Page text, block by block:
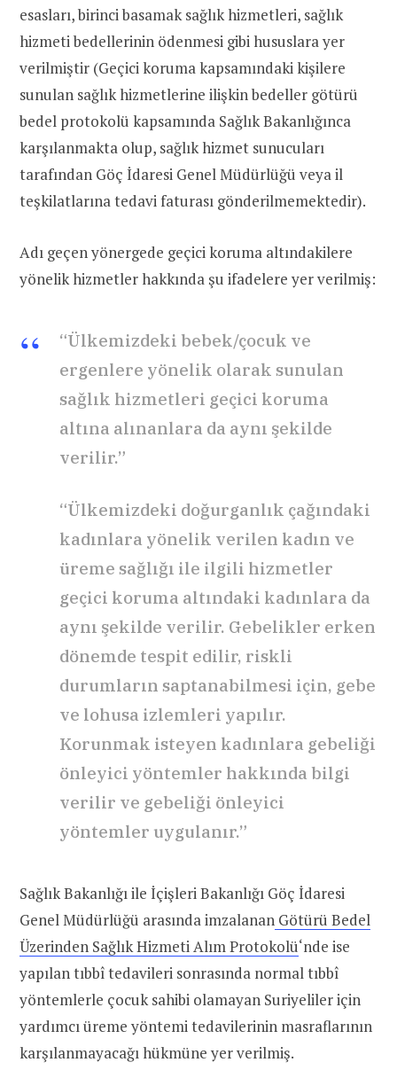
esasları, birinci basamak sağlık hizmetleri, sağlık
hizmeti bedellerinin ödenmesi gibi hususlara yer
verilmiştir (Geçici koruma kapsamındaki kişilere
sunulan sağlık hizmetlerine ilişkin bedeller götürü
bedel protokolü kapsamında Sağlık Bakanlığınca
karşılanmakta olup, sağlık hizmet sunucuları
tarafından Göç İdaresi Genel Müdürlüğü veya il
teşkilatlarına tedavi faturası gönderilmemektedir).
Adı geçen yönergede geçici koruma altındakilere
yönelik hizmetler hakkında şu ifadelere yer verilmiş:
“Ülkemizdeki bebek/çocuk ve
ergenlere yönelik olarak sunulan
sağlık hizmetleri geçici koruma
altına alınanlara da aynı şekilde
verilir.”
“Ülkemizdeki doğurganlık çağındaki
kadınlara yönelik verilen kadın ve
üreme sağlığı ile ilgili hizmetler
geçici koruma altındaki kadınlara da
aynı şekilde verilir. Gebelikler erken
dönemde tespit edilir, riskli
durumların saptanabilmesi için, gebe
ve lohusa izlemleri yapılır.
Korunmak isteyen kadınlara gebeliği
önleyici yöntemler hakkında bilgi
verilir ve gebeliği önleyici
yöntemler uygulanır.”
Sağlık Bakanlığı ile İçişleri Bakanlığı Göç İdaresi
Genel Müdürlüğü arasında imzalanan Götürü Bedel
Üzerinden Sağlık Hizmeti Alım Protokolü‘nde ise
yapılan tıbbî tedavileri sonrasında normal tıbbî
yöntemlerle çocuk sahibi olamayan Suriyeliler için
yardımcı üreme yöntemi tedavilerinin masraflarının
karşılanmayacağı hükmüne yer verilmiş.